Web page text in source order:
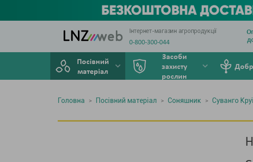
Інтернет-магазин агропродукції
0-800-300-044
Посівний
матеріал
Засоби
захисту
рослин
Головна Посівний матеріал Соняшник Суванго